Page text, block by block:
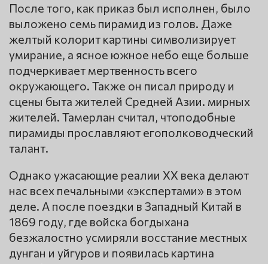
После того, как приказ был исполнен, было
выложено семь пирамид из голов. Даже
желтый колорит картины символизирует
умирание, а ясное южное небо еще больше
подчеркивает мертвенность всего
окружающего. Также он писал природу и
сцены быта жителей Средней Азии. мирных
жителей. Тамерлан считал, чтоподобные
пирамиды прославляют егополководческий
талант.
Однако ужасающие реалии ХХ века делают
нас всех печальными «экспертами» в этом
деле. А после поездки в Западный Китай в
1869 году, где войска богдыхана
безжалостно усмиряли восстание местных
дунган и уйгуров и появилась картина